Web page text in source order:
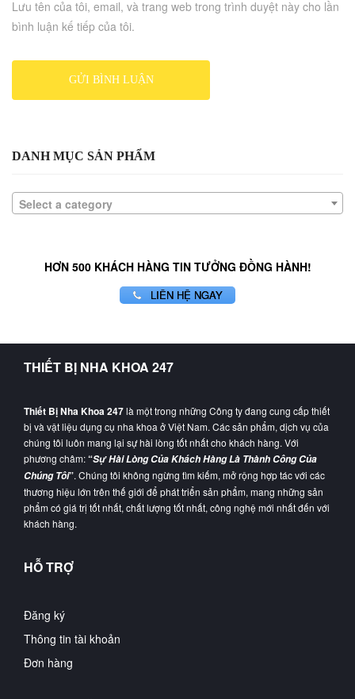
Lưu tên của tôi, email, và trang web trong trình duyệt này cho lần
bình luận kế tiếp của tôi.
DANH MỤC SẢN PHẨM
Select a category
HƠN 500 KHÁCH HÀNG TIN TƯỞNG ĐỒNG HÀNH!
LIÊN HỆ NGAY
THIẾT BỊ NHA KHOA 247
Thiết Bị Nha Khoa 247là một trong những Công ty đang cung cấp thiết
bị và vật liệu dụng cụ nha khoa ở Việt Nam. Các sản phẩm, dịch vụ của
chúng tôi luôn mang lại sự hài lòng tốt nhất cho khách hàng. Với
phương châm:“Sự Hài Lòng Của Khách Hàng Là Thành Công Của
Chúng Tôi”. Chúng tôi không ngừng tìm kiếm, mở rộng hợp tác với các
thương hiệu lớn trên thế giới để phát triển sản phẩm, mang những sản
phẩm có giá trị tốt nhất, chất lượng tốt nhất, công nghệ mới nhất đến với
khách hàng.
HỖ TRỢ
Đăng ký
Thông tin tài khoản
Đơn hàng